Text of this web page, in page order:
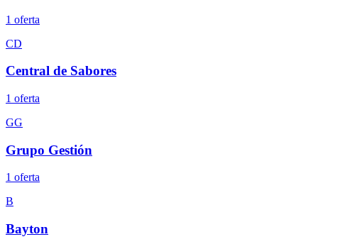
1 oferta
CD
Central de Sabores
1 oferta
GG
Grupo Gestión
1 oferta
B
Bayton